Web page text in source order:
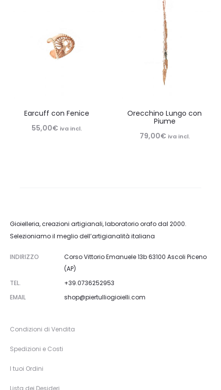
Earcuff con Fenice
55,00€ iva incl.
Orecchino Lungo con
Piume
79,00€ iva incl.
Gioielleria, creazioni artigianali, laboratorio orafo dal 2000.
Selezioniamo il meglio dell’artigianalità italiana
INDIRIZZO
Corso Vittorio Emanuele 13b 63100 Ascoli Piceno
(AP)
TEL.
+39.0736252953
EMAIL
shop@piertulliogioielli.com
Condizioni di Vendita
Spedizioni e Costi
I tuoi Ordini